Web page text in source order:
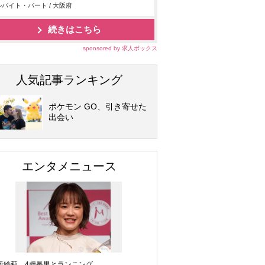
バイト・パート / 大阪府
続きはこちら
sponsored by 求人ボックス
人気記事ランキング
ポケモン GO、引き寄せた
出会い
エンタメニュース